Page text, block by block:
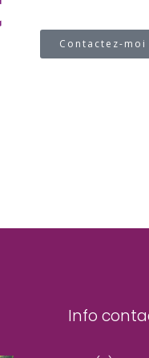
Contactez-moi
Info